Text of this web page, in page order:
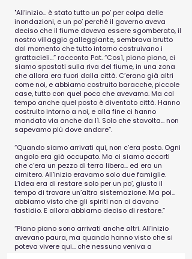
"All’inizio... è stato tutto un po’ per colpa delle
inondazioni, e un po’ perché il governo aveva
deciso che il fiume doveva essere sgomberato, il
nostro villaggio galleggiante, sembrava brutto
dal momento che tutto intorno costruivano i
grattacieli…” racconta Pat. “Così, piano piano, ci
siamo spostati sulla riva del fiume, in una zona
che allora era fuori dalla città. C’erano già altri
come noi, e abbiamo costruito baracche, piccole
case, tutto con quel poco che avevamo. Ma col
tempo anche quel posto è diventato città. Hanno
costruito intorno a noi, e alla fine ci hanno
mandato via anche da lì. Solo che stavolta... non
sapevamo più dove andare”.
“Quando siamo arrivati qui, non c’era posto. Ogni
angolo era già occupato. Ma ci siamo accorti
che c’era un pezzo di terra libero... ed era un
cimitero. All’inizio eravamo solo due famiglie.
L’idea era di restare solo per un po’, giusto il
tempo di trovare un’altra sistemazione. Ma poi...
abbiamo visto che gli spiriti non ci davano
fastidio. E allora abbiamo deciso di restare.”
“Piano piano sono arrivati anche altri. All’inizio
avevano paura, ma quando hanno visto che si
poteva vivere qui... che nessuno veniva a